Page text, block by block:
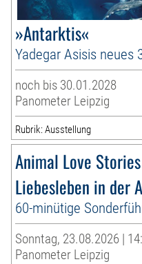
»Antarktis«
Yadegar Asisis neues
noch bis 30.01.2028
Panometer Leipzig
Rubrik: Ausstellung
Animal Love
Liebesleben in der
60-minütige
Sonntag, 23.08.2026 |
Panometer Leipzig